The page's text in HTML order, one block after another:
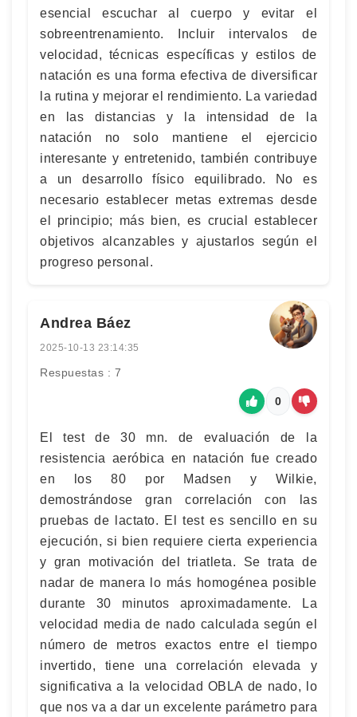
esencial escuchar al cuerpo y evitar el
sobreentrenamiento. Incluir intervalos de
velocidad, técnicas específicas y estilos de
natación es una forma efectiva de diversificar
la rutina y mejorar el rendimiento. La variedad
en las distancias y la intensidad de la
natación no solo mantiene el ejercicio
interesante y entretenido, también contribuye
a un desarrollo físico equilibrado. No es
necesario establecer metas extremas desde
el principio; más bien, es crucial establecer
objetivos alcanzables y ajustarlos según el
progreso personal.
Andrea Báez
2025-10-13 23:14:35
Respuestas : 7
0
El test de 30 mn. de evaluación de la
resistencia aeróbica en natación fue creado
en los 80 por Madsen y Wilkie,
demostrándose gran correlación con las
pruebas de lactato. El test es sencillo en su
ejecución, si bien requiere cierta experiencia
y gran motivación del triatleta. Se trata de
nadar de manera lo más homogénea posible
durante 30 minutos aproximadamente. La
velocidad media de nado calculada según el
número de metros exactos entre el tiempo
invertido, tiene una correlación elevada y
significativa a la velocidad OBLA de nado, lo
que nos va a dar un excelente parámetro para